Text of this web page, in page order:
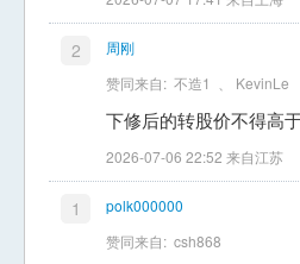
2
周刚
赞同来自: 不造1 KevinLe
下修后的转股价不得高
2026-07-06 22:52 来自江苏
1
polk000000
赞同来自: csh868